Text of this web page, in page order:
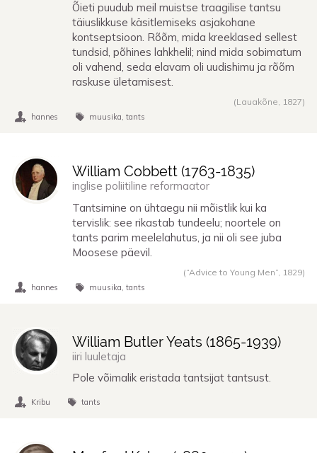
Õieti puudub meil muistse traagilise tantsu
täiuslikkuse käsitlemiseks asjakohane
kontseptsioon. Rõõm, mida kreeklased sellest
tundsid, põhines lahkhelil; nind mida sobimatum
oli vahend, seda elavam oli uudishimu ja rõõm
raskuse ületamisest.
(Lauakõne, 1827)
hannes muusika tants
William Cobbett (1763-1835)
inglise poliitiline reformaator
Tantsimine on ühtaegu nii mõistlik kui ka
tervislik: see rikastab tundeelu; noortele on
tants parim meelelahutus, ja nii oli see juba
Moosese päevil.
(“Advice to Young Men”, 1829)
hannes muusika tants
William Butler Yeats (1865-1939)
iiri luuletaja
Pole võimalik eristada tantsijat tantsust.
Kribu tants